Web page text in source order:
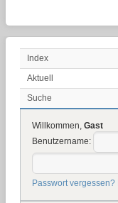
Index
Aktuell
Suche
Willkommen, Gast
Benutzername:
Passwort vergessen?